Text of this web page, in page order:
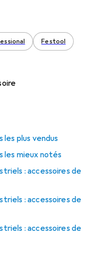
Festool
les plus vendus
les mieux notés
: accessoires de
: accessoires de
: accessoires de